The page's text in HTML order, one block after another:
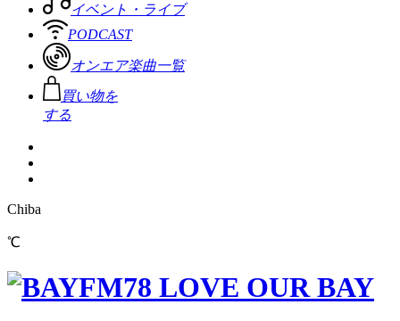
イベント・ライブ
PODCAST
オンエア楽曲一覧
買い物を
する
Chiba
℃